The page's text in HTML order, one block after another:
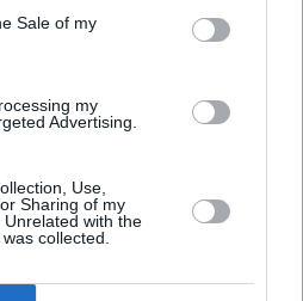
de nuevo en este sitio web o
privacidad.
Sale of my
my
Advertising.
Use,
Sharing of my
with the
collected.